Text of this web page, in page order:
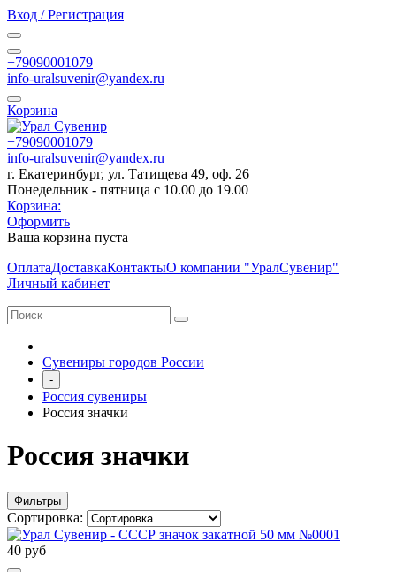
Вход / Регистрация
+79090001079
info-uralsuvenir@yandex.ru
Корзина
+79090001079
info-uralsuvenir@yandex.ru
г. Екатеринбург, ул. Татищева 49, оф. 26
Понедельник - пятница с 10.00 до 19.00
Корзина:
Оформить
Ваша корзина пуста
ОплатаДоставкаКонтактыО компании "УралСувенир"
Личный кабинет
Сувениры городов России
-
Россия сувениры
Россия значки
Россия значки
Фильтры
Сортировка:
40 руб